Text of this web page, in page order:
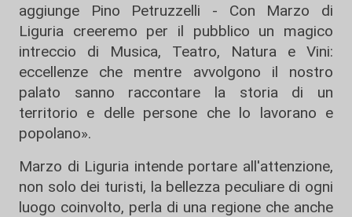
aggiunge Pino Petruzzelli - Con Marzo di
Liguria creeremo per il pubblico un magico
intreccio di Musica, Teatro, Natura e Vini:
eccellenze che mentre avvolgono il nostro
palato sanno raccontare la storia di un
territorio e delle persone che lo lavorano e
popolano».
Marzo di Liguria intende portare all'attenzione,
non solo dei turisti, la bellezza peculiare di ogni
luogo coinvolto, perla di una regione che anche